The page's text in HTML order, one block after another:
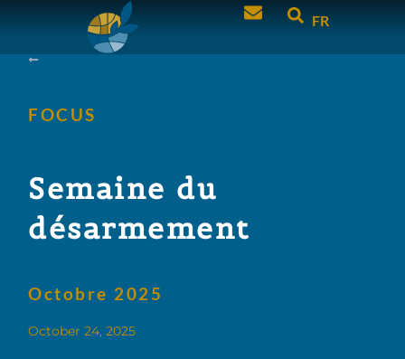
FR
FOCUS
Semaine du
désarmement
Octobre 2025
October 24, 2025